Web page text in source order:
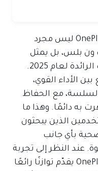
في النهاية، يمكن القول إن OnePlus 15 ليس مجرد
بلس، بل يمثل
نقلة حقيقية في مفهوم الهواتف الرائدة لعام 2025.
الأداء القوي،
السلسة، مع الحفاظ
به دائمًا. وهذا ما
الذين يبحثون
بأي جانب
عند النظر إلى تجربة
الاستخدام اليومية، نجد أن OnePlus 15 يقدّم توازنًا رائعًا